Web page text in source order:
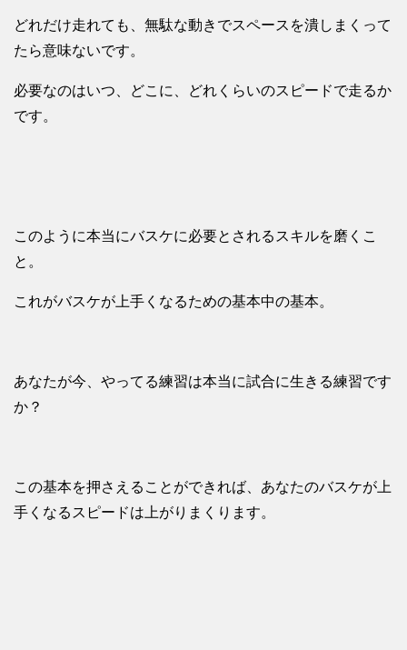
どれだけ走れても、無駄な動きでスペースを潰しまくって
たら意味ないです。
必要なのはいつ、どこに、どれくらいのスピードで走るか
です。
このように本当にバスケに必要とされるスキルを磨くこ
と。
これがバスケが上手くなるための基本中の基本。
あなたが今、やってる練習は本当に試合に生きる練習です
か？
この基本を押さえることができれば、あなたのバスケが上
手くなるスピードは上がりまくります。